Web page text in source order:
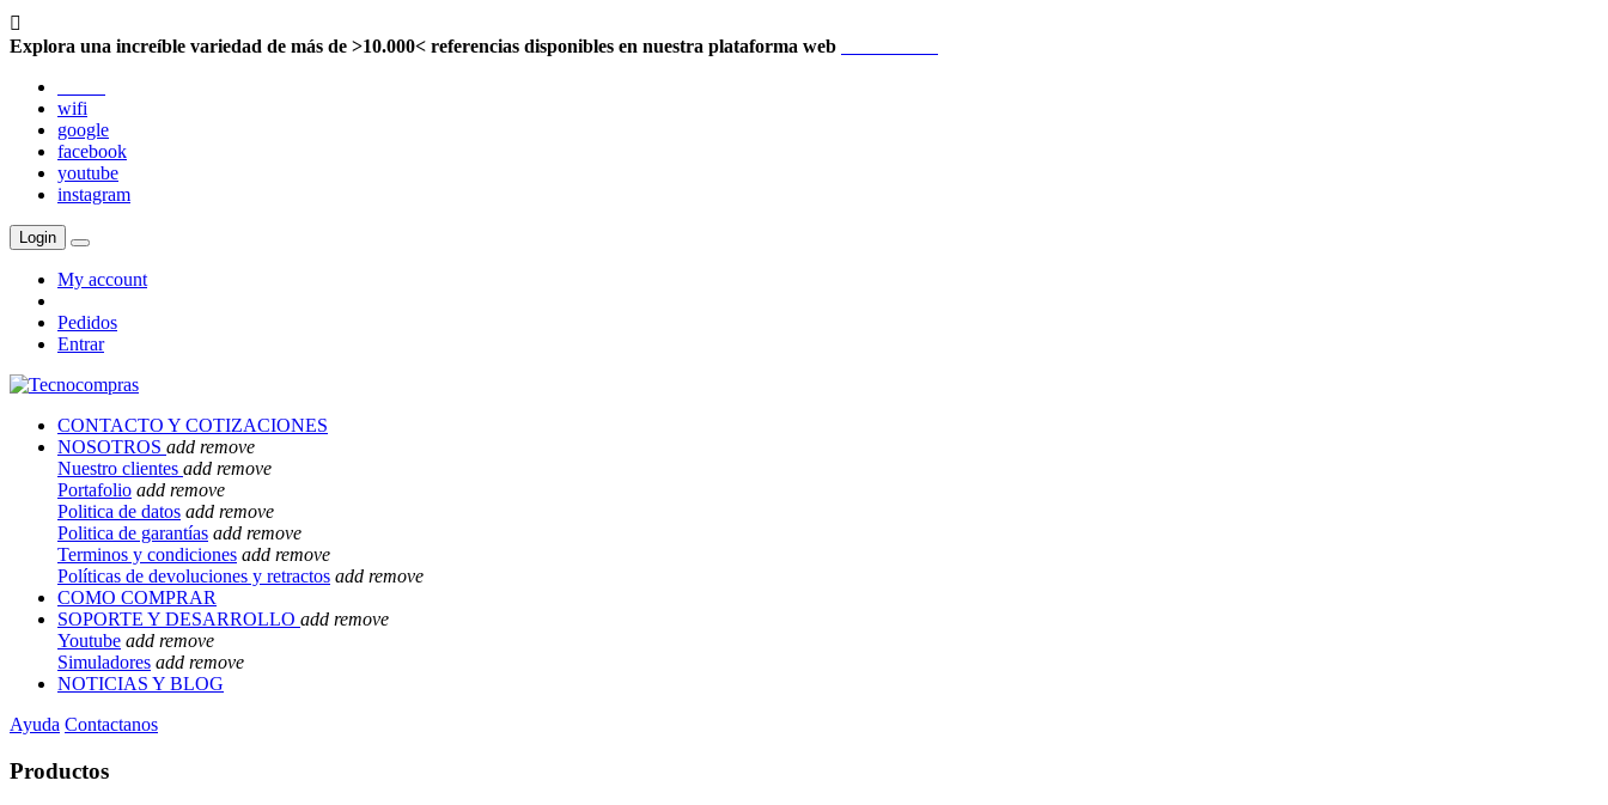

Explora una increíble variedad de más de >10.000< referencias disponibles en nuestra plataforma web
wifi
google
facebook
youtube
instagram
Login
My account
Pedidos
Entrar
CONTACTO Y COTIZACIONES
NOSOTROS add remove
Nuestro clientes add remove
Portafolio add remove
Politica de datos add remove
Politica de garantías add remove
Terminos y condiciones add remove
Políticas de devoluciones y retractos add remove
COMO COMPRAR
SOPORTE Y DESARROLLO add remove
Youtube add remove
Simuladores add remove
NOTICIAS Y BLOG
Ayuda Contactanos
Productos